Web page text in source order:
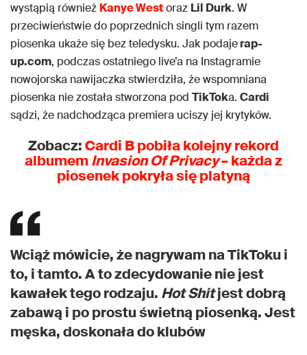
wystąpią również Kanye Westoraz Lil Durk. W
przeciwieństwie do poprzednich singli tym razem
piosenka ukaże się bez teledysku. Jak podajerap-
up.com, podczas ostatniego live’a na Instagramie
nowojorska nawijaczka stwierdziła, że wspomniana
piosenka nie została stworzona pod TikToka. Cardi
sądzi, że nadchodząca premiera uciszy jej krytyków.
Zobacz:Cardi B pobiła kolejny rekord
albumemInvasion Of Privacy– każda z
piosenek pokryła się platyną
Wciąż mówicie, że nagrywam na TikToku i
to, i tamto. A to zdecydowanie nie jest
kawałek tego rodzaju. Hot Shitjest dobrą
zabawą i po prostu świetną piosenką. Jest
męska, doskonała do klubów